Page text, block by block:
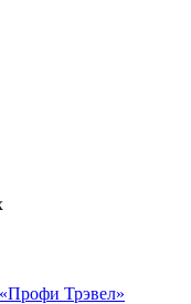
Трэвeл»